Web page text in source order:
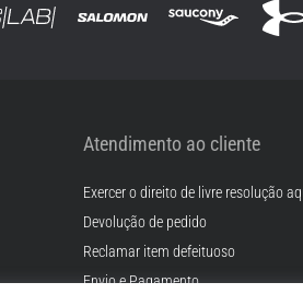
Atendimento ao cliente
Exercer o direito de livre resolução
Devolução de pedido
Reclamar item defeituoso
Envio e Pagamento